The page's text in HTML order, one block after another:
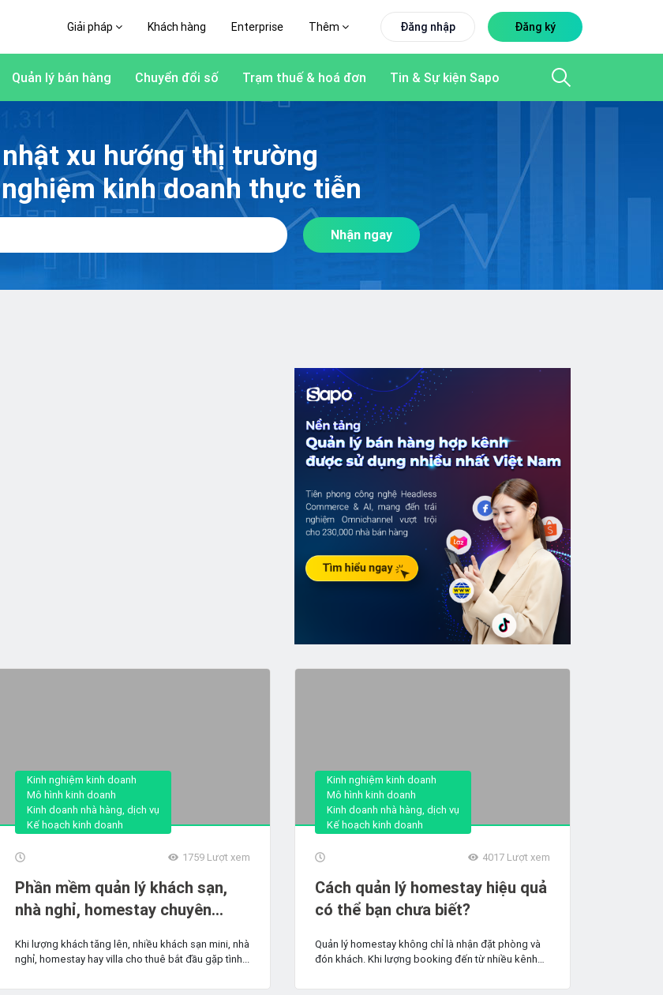
Giải pháp Khách hàng Enterprise Thêm Đăng nhập Đăng ký
Quản lý bán hàng Chuyển đổi số Trạm thuế & hoá đơn Tin & Sự kiện Sapo
nhật xu hướng thị trường
kinh doanh thực tiễn
Nhận ngay
Kinh nghiệm kinh doanh
Mô hình kinh doanh
Kinh doanh nhà hàng, dịch vụ
Kế hoạch kinh doanh
1759Lượt xem
Phần mềm quản lý khách sạn,
nhà nghỉ, homestay chuyên
Khi lượng khách tăng lên, nhiều khách sạn mini, nhà
nghỉ, homestay hay villa cho thuê bắt đầu gặp tình...
Kinh nghiệm kinh doanh
Mô hình kinh doanh
Kinh doanh nhà hàng, dịch vụ
Kế hoạch kinh doanh
4017Lượt xem
Cách quản lý homestay hiệu quả
có thể bạn chưa biết?
Quản lý homestay không chỉ là nhận đặt phòng và
đón khách. Khi lượng booking đến từ nhiều kênh